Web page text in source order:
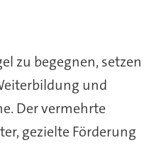
zu begegnen, setzen
und
Der vermehrte
gezielte Förderung